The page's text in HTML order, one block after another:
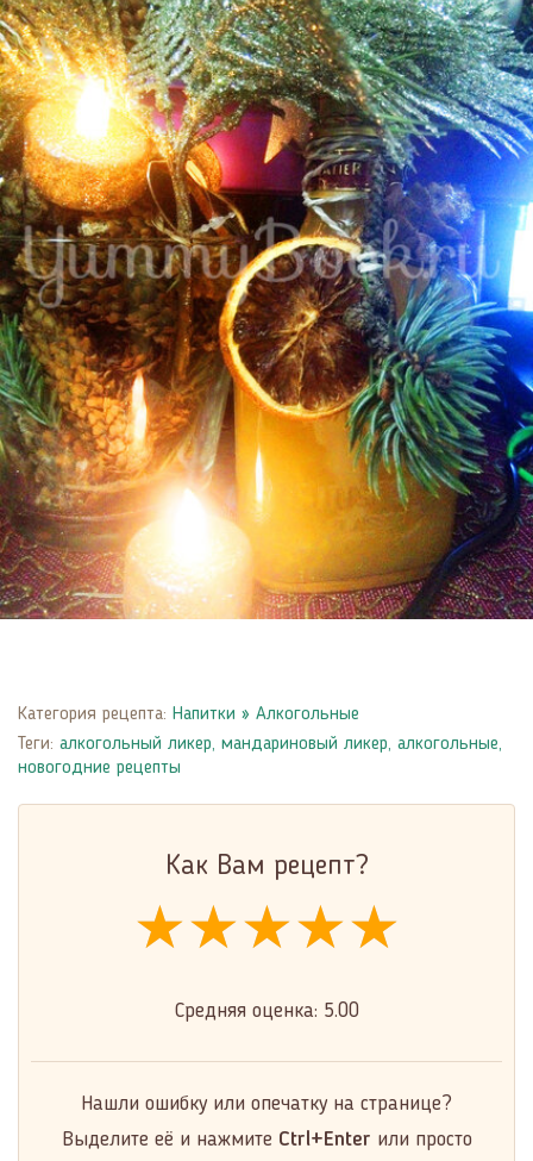
Категория рецепта: Напитки » Алкогольные
Теги: алкогольный ликер, мандариновый ликер, алкогольные,
новогодние рецепты
Как Вам рецепт?
★★★★★
★★★★★
★★★★★
Средняя оценка: 5.00
Нашли ошибку или опечатку на странице?
Выделите её и нажмите Ctrl+Enter или просто